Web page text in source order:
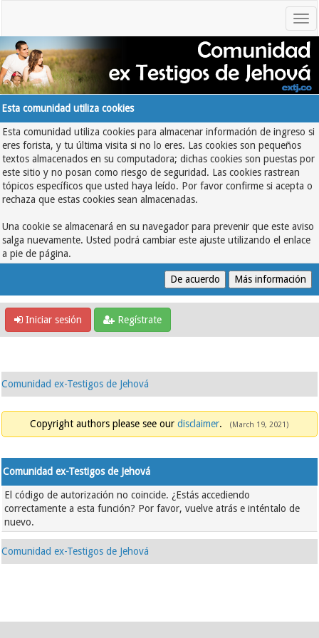
Esta comunidad utiliza cookies
Esta comunidad utiliza cookies para almacenar información de ingreso si
eres forista, y tu última visita si no lo eres. Las cookies son pequeños
textos almacenados en su computadora; dichas cookies son puestas por
este sitio y no posan como riesgo de seguridad. Las cookies rastrean
tópicos específicos que usted haya leído. Por favor confirme si acepta o
rechaza que estas cookies sean almacenadas.
Una cookie se almacenará en su navegador para prevenir que este aviso
salga nuevamente. Usted podrá cambiar este ajuste utilizando el enlace
a pie de página.
Iniciar sesión Regístrate
Comunidad ex-Testigos de Jehová
Copyright authors please see our disclaimer. (March 19, 2021)
Comunidad ex-Testigos de Jehová
El código de autorización no coincide. ¿Estás accediendo
correctamente a esta función? Por favor, vuelve atrás e inténtalo de
nuevo.
Comunidad ex-Testigos de Jehová